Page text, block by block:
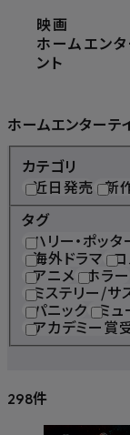
映画
ホームエン
ント
ホームエンターテ
カテゴリ
近日発売 新
タグ
ハリー・ポッタ
海外ドラマ
アニメ ホラー
ミステリー/サ
パニック ミ
アカデミー賞
298件